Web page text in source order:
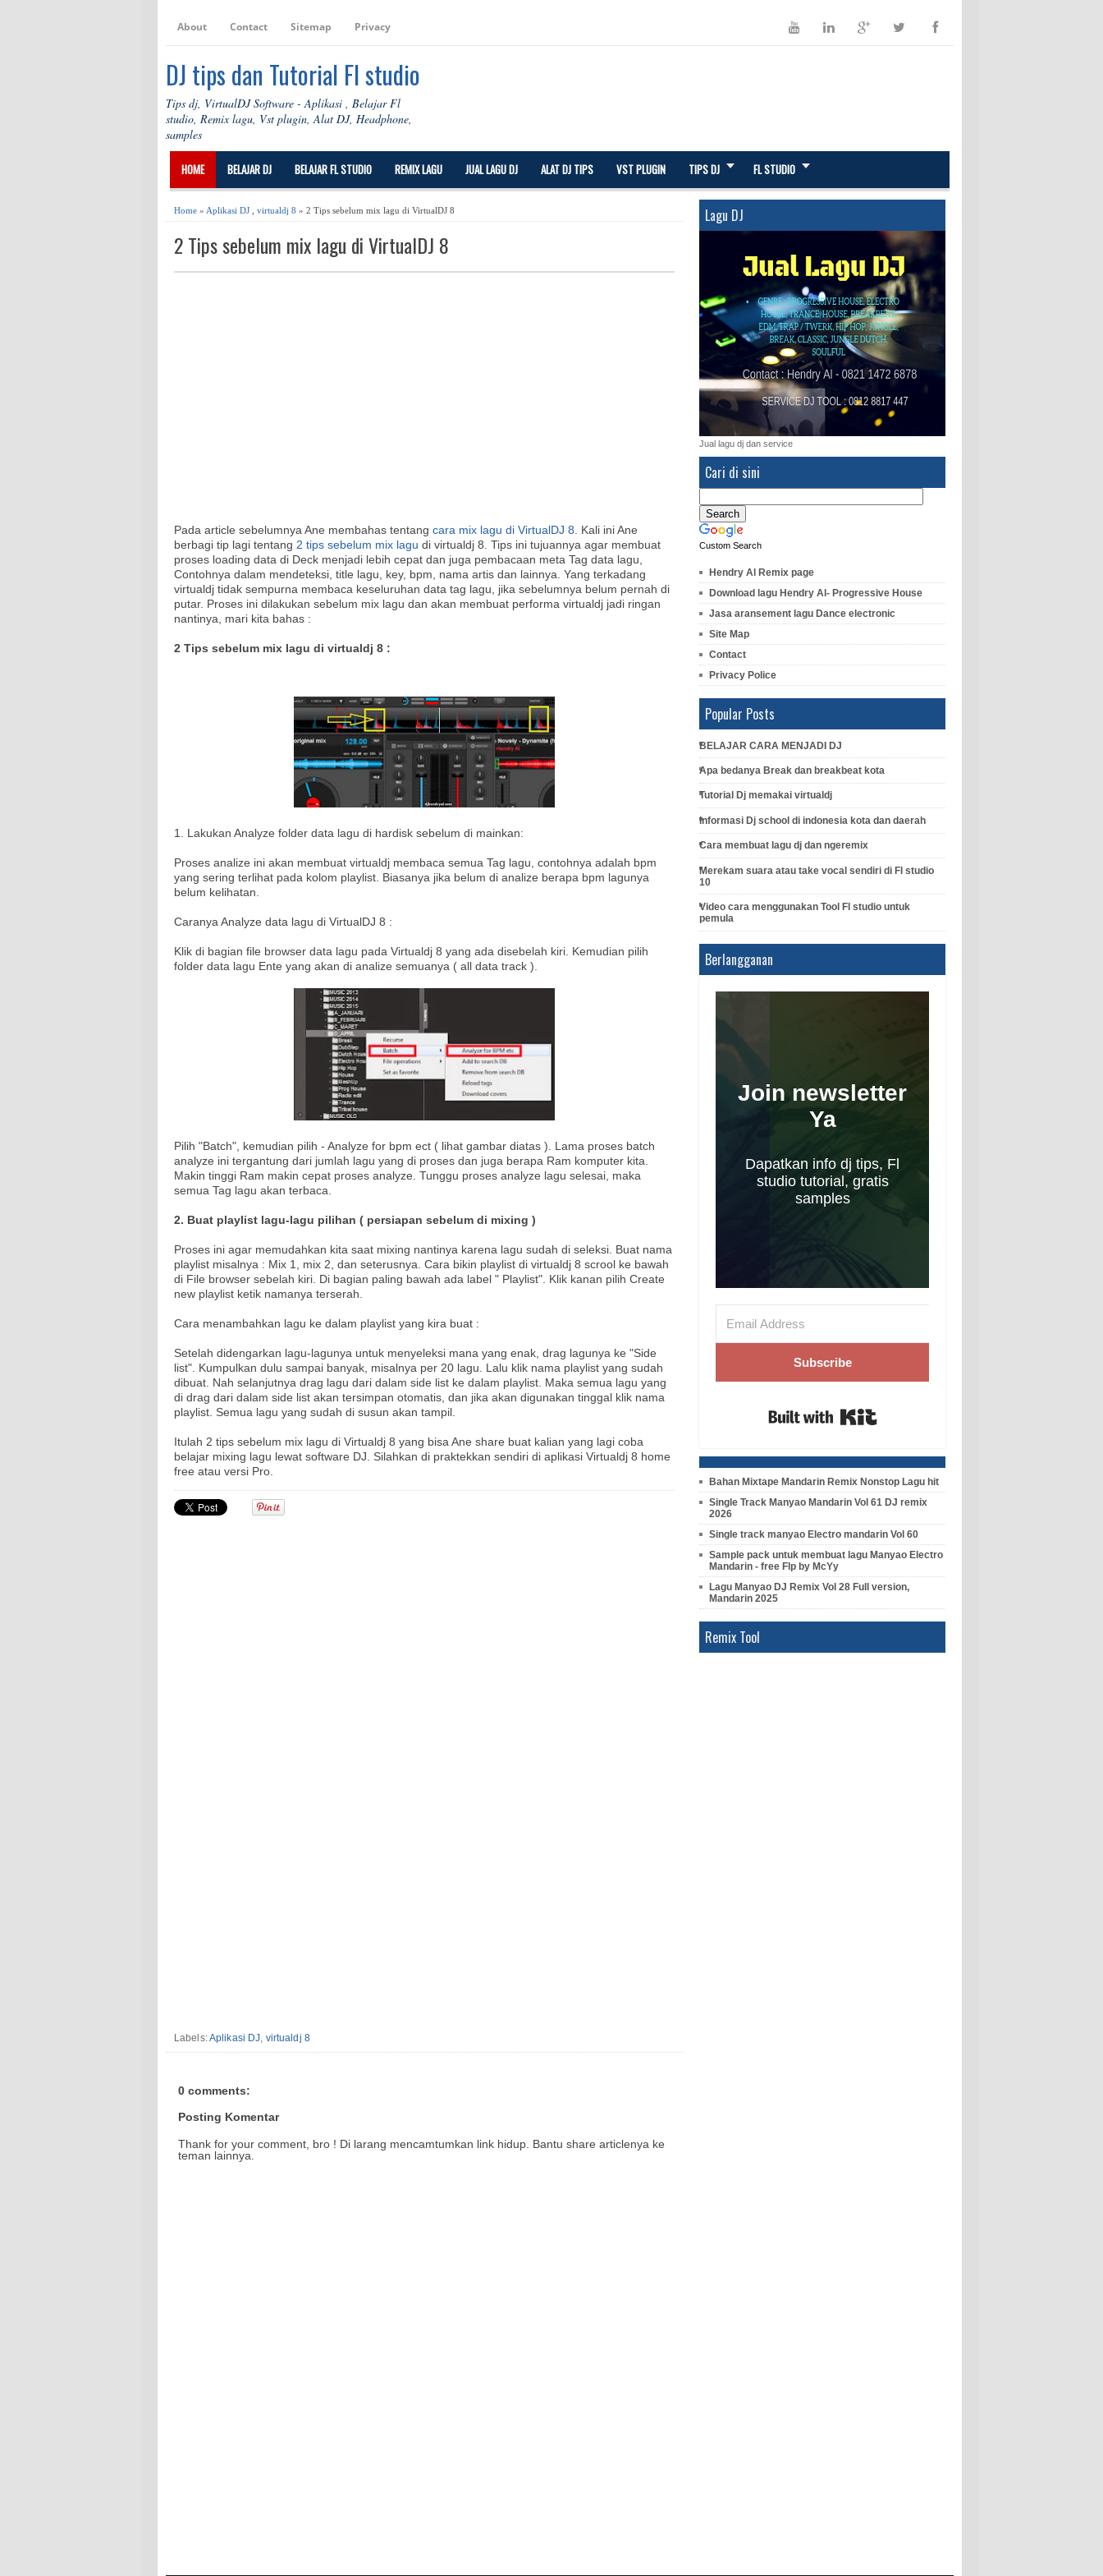
About Contact Sitemap Privacy
DJ tips dan Tutorial Fl studio
Tips dj, VirtualDJ Software - Aplikasi , Belajar Fl
studio, Remix lagu, Vst plugin, Alat DJ, Headphone,
samples
HOME BELAJAR DJ BELAJAR FL STUDIO REMIX LAGU JUAL LAGU DJ ALAT DJ TIPS VST PLUGIN TIPS DJ FL STUDIO
Home » Aplikasi DJ virtualdj 8 » 2 Tips sebelum mix lagu di VirtualDJ 8
2 Tips sebelum mix lagu di VirtualDJ 8
Pada article sebelumnya Ane membahas tentang cara mix lagu di VirtualDJ 8 . Kali ini Ane
berbagi tip lagi tentang 2 tips sebelum mix lagu di virtualdj 8. Tips ini tujuannya agar membuat
proses loading data di Deck menjadi lebih cepat dan juga pembacaan meta Tag data lagu,
Contohnya dalam mendeteksi, title lagu, key, bpm, nama artis dan lainnya. Yang terkadang
virtualdj tidak sempurna membaca keseluruhan data tag lagu, jika sebelumnya belum pernah di
putar. Proses ini dilakukan sebelum mix lagu dan akan membuat performa virtualdj jadi ringan
nantinya, mari kita bahas :
2 Tips sebelum mix lagu di virtualdj 8 :
1. Lakukan Analyze folder data lagu di hardisk sebelum di mainkan:
Proses analize ini akan membuat virtualdj membaca semua Tag lagu, contohnya adalah bpm
yang sering terlihat pada kolom playlist. Biasanya jika belum di analize berapa bpm lagunya
belum kelihatan.
Caranya Analyze data lagu di VirtualDJ 8 :
Klik di bagian file browser data lagu pada Virtualdj 8 yang ada disebelah kiri. Kemudian pilih
folder data lagu Ente yang akan di analize semuanya ( all data track ).
Pilih "Batch", kemudian pilih - Analyze for bpm ect ( lihat gambar diatas ). Lama proses batch
analyze ini tergantung dari jumlah lagu yang di proses dan juga berapa Ram komputer kita.
Makin tinggi Ram makin cepat proses analyze. Tunggu proses analyze lagu selesai, maka
semua Tag lagu akan terbaca.
2. Buat playlist lagu-lagu pilihan ( persiapan sebelum di mixing )
Proses ini agar memudahkan kita saat mixing nantinya karena lagu sudah di seleksi. Buat nama
playlist misalnya : Mix 1, mix 2, dan seterusnya. Cara bikin playlist di virtualdj 8 scrool ke bawah
di File browser sebelah kiri. Di bagian paling bawah ada label " Playlist". Klik kanan pilih Create
new playlist ketik namanya terserah.
Cara menambahkan lagu ke dalam playlist yang kira buat :
Setelah didengarkan lagu-lagunya untuk menyeleksi mana yang enak, drag lagunya ke "Side
list". Kumpulkan dulu sampai banyak, misalnya per 20 lagu. Lalu klik nama playlist yang sudah
dibuat. Nah selanjutnya drag lagu dari dalam side list ke dalam playlist. Maka semua lagu yang
di drag dari dalam side list akan tersimpan otomatis, dan jika akan digunakan tinggal klik nama
playlist. Semua lagu yang sudah di susun akan tampil.
Itulah 2 tips sebelum mix lagu di Virtualdj 8 yang bisa Ane share buat kalian yang lagi coba
belajar mixing lagu lewat software DJ. Silahkan di praktekkan sendiri di aplikasi Virtualdj 8 home
free atau versi Pro.
Labels:Aplikasi DJ, virtualdj 8
0 comments:
Posting Komentar
Thank for your comment, bro ! Di larang mencamtumkan link hidup. Bantu share articlenya ke
teman lainnya.
Lagu DJ
Jual lagu dj dan service
Cari di sini
Custom Search
Hendry Al Remix page
Download lagu Hendry Al- Progressive House
Jasa aransement lagu Dance electronic
Site Map
Contact
Privacy Police
Popular Posts
BELAJAR CARA MENJADI DJ
Apa bedanya Break dan breakbeat kota
Tutorial Dj memakai virtualdj
Informasi Dj school di indonesia kota dan daerah
Cara membuat lagu dj dan ngeremix
Merekam suara atau take vocal sendiri di Fl studio
10
Video cara menggunakan Tool Fl studio untuk
pemula
Berlangganan
Join newsletter
Ya
Dapatkan info dj tips, Fl
studio tutorial, gratis
samples
Subscribe
Bahan Mixtape Mandarin Remix Nonstop Lagu hit
Single Track Manyao Mandarin Vol 61 DJ remix
2026
Single track manyao Electro mandarin Vol 60
Sample pack untuk membuat lagu Manyao Electro
Mandarin - free Flp by McYy
Lagu Manyao DJ Remix Vol 28 Full version,
Mandarin 2025
Remix Tool